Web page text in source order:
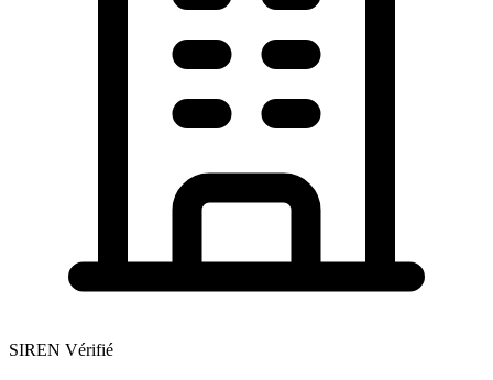
SIREN Vérifié